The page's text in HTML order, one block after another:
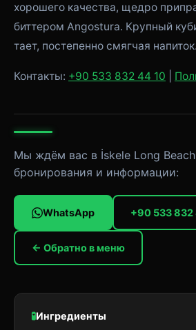
хорошего качества, щедро
биттером Angostura. Крупный
тает, постепенно смягчая напиток.
Контакты: +90 533 832 44 10
Мы ждём вас в İskele Long
бронирования и информации:
WhatsApp +90 533 832
← Обратно в меню
🧪Ингредиенты